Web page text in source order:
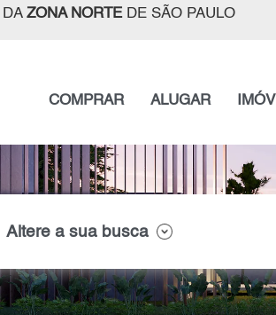
ZONA NORTEDE SÃO PAULO
COMPRAR ALUGAR
Altere a sua busca